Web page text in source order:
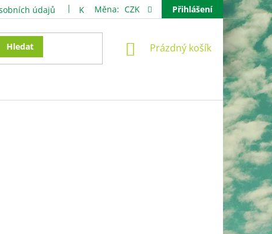
údajů Kontakty
Měna: CZK Přihlášení
Hledat
NÁKUPNÍ
Prázdný košík